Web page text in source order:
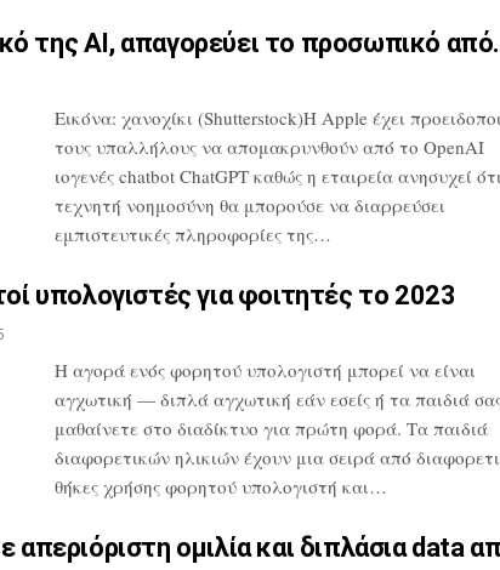
της AI,απαγορεύει το προσωπικό
Εικόνα: χανοχίκι (Shutterstock)Η Appleέχει
τους υπαλλήλους νααπομακρυνθούν από το OpenAI
ιογενέςchatbot ChatGPT καθώς η εταιρείαανησυχεί
τεχνητή νοημοσύνη θαμπορούσε να διαρρεύσει
εμπιστευτικέςπληροφορίες της…
υπολογιστές γιαφοιτητές το 2023
Η αγορά ενός φορητού υπολογιστή μπορεί να είναι
αγχωτική — διπλά αγχωτική εάνεσείς ή τα παιδιά
μαθαίνετε στο διαδίκτυο για πρώτη φορά. Τα παιδιά
διαφορετικών ηλικιών έχουν μια σειρά από
θήκες χρήσης φορητούυπολογιστή και…
ομιλίακαι διπλάσια data